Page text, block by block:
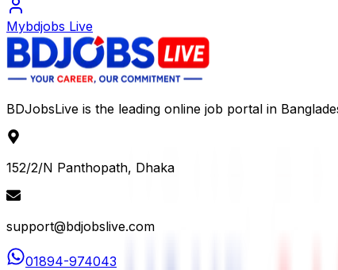
Mybdjobs Live
BDJobsLive is the leading online job portal in
152/2/N Panthopath, Dhaka
support@bdjobslive.com
01894-974043